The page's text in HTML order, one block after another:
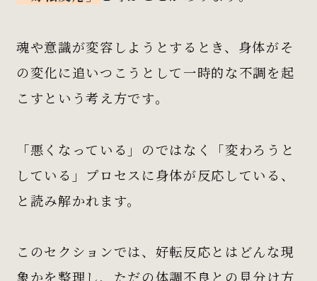
魂や意識が変容しようとするとき、身体がそ
の変化に追いつこうとして一時的な不調を起
こすという考え方です。
「悪くなっている」のではなく「変わろうと
している」プロセスに身体が反応している、
と読み解かれます。
このセクションでは、好転反応とはどんな現
象かを整理し、ただの体調不良との見分け方